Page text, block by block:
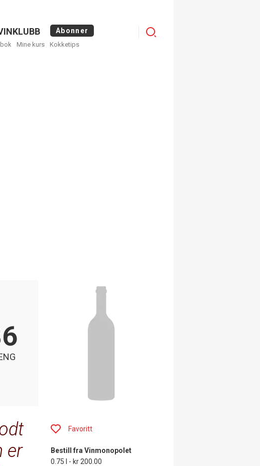
Abonner
Mine kurs Kokketips
Menu
er
Favoritt
Bestill fra Vinmonopolet
0.75 l - kr 200.00